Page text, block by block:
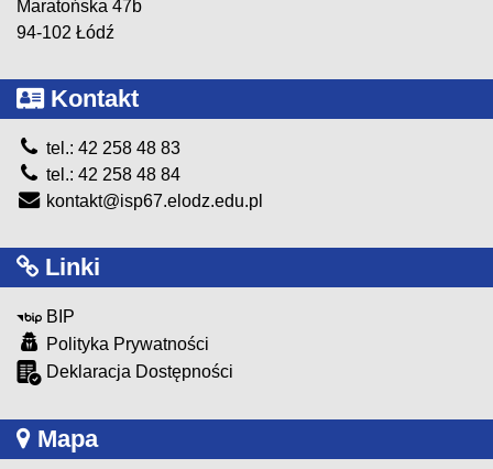
Maratońska 47b
94-102 Łódź
Kontakt
tel.: 42 258 48 83
tel.: 42 258 48 84
kontakt@isp67.elodz.edu.pl
Linki
BIP
Polityka Prywatności
Deklaracja Dostępności
Mapa